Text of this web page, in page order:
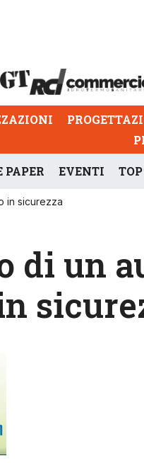
EVENTI
in sicurezza
di un